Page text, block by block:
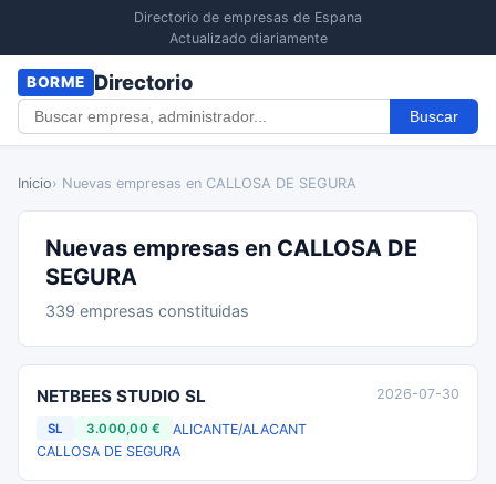
Directorio de empresas de Espana
Actualizado diariamente
BORME Directorio
Buscar
Inicio› Nuevas empresas en CALLOSA DE SEGURA
Nuevas empresas en CALLOSA DE
SEGURA
339 empresas constituidas
NETBEES STUDIO SL
SL 3.000,00 €
ALICANTE/ALACANT
CALLOSA DE SEGURA
2026-07-30